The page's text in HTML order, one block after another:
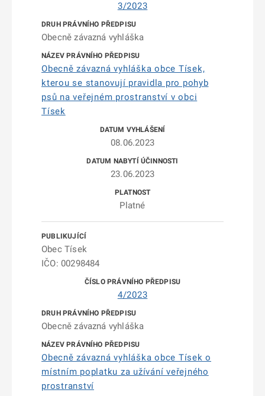
3/2023
Obecně závazná vyhláška
Obecně závazná vyhláška obce Tísek,
kterou se stanovují pravidla pro pohyb
psů na veřejném prostranství v obci
Tísek
08.06.2023
23.06.2023
Platné
Obec Tísek
IČO: 00298484
4/2023
Obecně závazná vyhláška
Obecně závazná vyhláška obce Tísek o
místním poplatku za užívání veřejného
prostranství